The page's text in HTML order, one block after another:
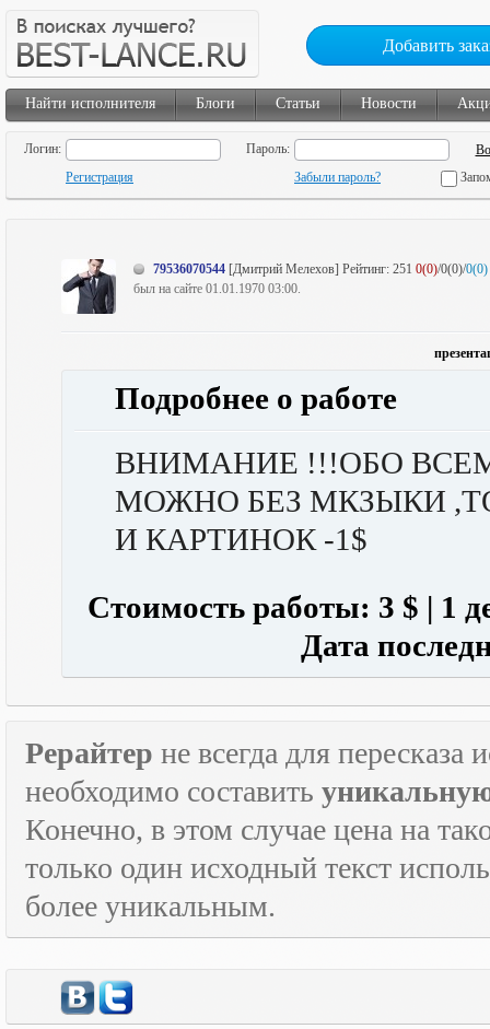
Добавить
Найти исполнителя Блоги Статьи Новости
Логин:
Пароль:
Регистрация
Забыли пароль?
79536070544 [Дмитрий Мелехов] Рейтинг: 251 0(0)/0(0)/0(0)
был на сайте 01.01.1970 03:00.
Подробнее о работе
ВНИМАНИЕ !!!ОБО
МОЖНО БЕЗ МКЗЫКИ
И КАРТИНОК -1$
Стоимость работы: 3 $ |
Дата
Рерайтер не всегда для пересказа
необходимо составить
Конечно, в этом случае цена на
только один исходный текст
более уникальным.